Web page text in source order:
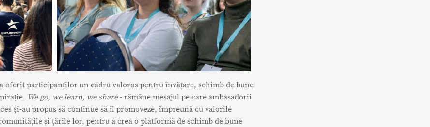
oferit participanților un cadru valoros pentru învățare, schimb de bune
We go, we learn, we share- rămâne mesajul pe care ambasadorii
și-au propus să continue să îl promoveze, împreună cu valorile
și țările lor, pentru a crea o platformă de schimb de bune